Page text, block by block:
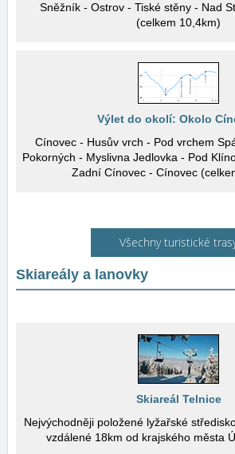
Sněžník - Ostrov - Tiské stěny - Nad
(celkem 10,4km)
Výlet do okolí: Okolo
Cínovec - Husův vrch - Pod vrchem
Pokorných - Myslivna Jedlovka - Pod
Zadní Cínovec - Cínovec
Všechny turistické
Skiareály a lanovky
Skiareál Telnice
Nejvýchodněji položené lyžařské
vzdálené 18km od krajského města